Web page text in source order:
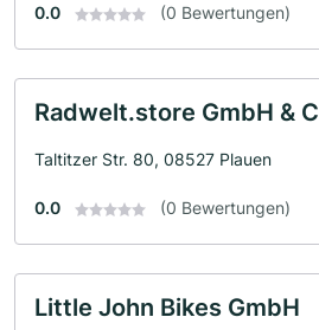
0.0 (0 Bewertungen)
Radwelt.store GmbH &
Taltitzer Str. 80, 08527 Plauen
0.0 (0 Bewertungen)
Little John Bikes GmbH